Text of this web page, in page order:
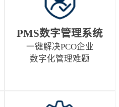
PMS数字管理系统
一键解决PCO企业
数字化管理难题